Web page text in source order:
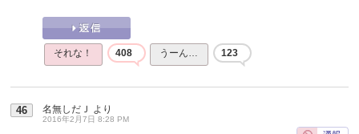
それな！ 408 うーん… 123
46 名無しだＪ より
2016年2月7日 8:28 PM